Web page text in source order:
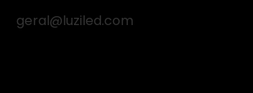
geral@luziled.com